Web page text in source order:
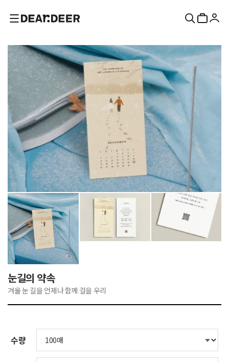
눈길의 약속
겨울 눈 길을 언제나 함께 걸을 우리
수량